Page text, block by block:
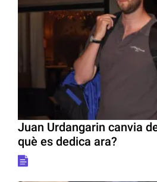
Juan Urdangarin canvia
què es dedica ara?